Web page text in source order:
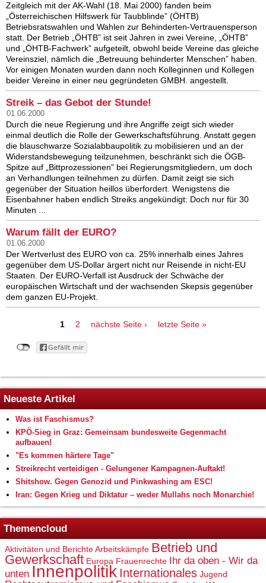
Zeitgleich mit der AK-Wahl (18. Mai 2000) fanden beim
„Österreichischen Hilfswerk für Taubblinde” (ÖHTB)
Betriebsratswahlen und Wahlen zur Behinderten-Vertrauensperson
statt. Der Betrieb „ÖHTB” ist seit Jahren in zwei Vereine, „ÖHTB”
und „ÖHTB-Fachwerk” aufgeteilt, obwohl beide Vereine das gleiche
Vereinsziel, nämlich die „Betreuung behinderter Menschen” haben.
Vor einigen Monaten wurden dann noch Kolleginnen und Kollegen
beider Vereine in einer neu gegründeten GMBH. angestellt.
Streik – das Gebot der Stunde!
01.06.2000
Durch die neue Regierung und ihre Angriffe zeigt sich wieder
einmal deutlich die Rolle der Gewerkschaftsführung. Anstatt gegen
die blauschwarze Sozialabbaupolitik zu mobilisieren und an der
Widerstandsbewegung teilzunehmen, beschränkt sich die ÖGB-
Spitze auf „Bittprozessionen” bei Regierungsmitgliedern, um doch
an Verhandlungen teilnehmen zu dürfen. Damit zeigt sie sich
gegenüber der Situation heillos überfordert. Wenigstens die
Eisenbahner haben endlich Streiks angekündigt: Doch nur für 30
Minuten ...
Warum fällt der EURO?
01.06.2000
Der Wertverlust des EURO von ca. 25% innerhalb eines Jahres
gegenüber dem US-Dollar ärgert nicht nur Reisende in nicht-EU
Staaten. Der EURO-Verfall ist Ausdruck der Schwäche der
europäischen Wirtschaft und der wachsenden Skepsis gegenüber
dem ganzen EU-Projekt.
1 2 nächste Seite › letzte Seite »
Neueste Artikel
Was ist Faschismus?
KPÖ-Sieg in Graz: Gemeinsam bundesweite Gegenmacht
aufbauen!
"Es kommen härtere Tage"
Streikrecht verteidigen - Gelungener Kampagnen-Auftakt!
Shitshow. Gegen Genozid und Pinkwashing am ESC!
Iran: Gegen Krieg und Diktatur – weder Mullahs noch Monarchie!
Themencloud
Aktivitäten und BerichteArbeitskämpfe Betrieb und
Gewerkschaft Europa Frauenrechte
Ihr da oben - Wir da
unten Innenpolitik Internationales Jugend